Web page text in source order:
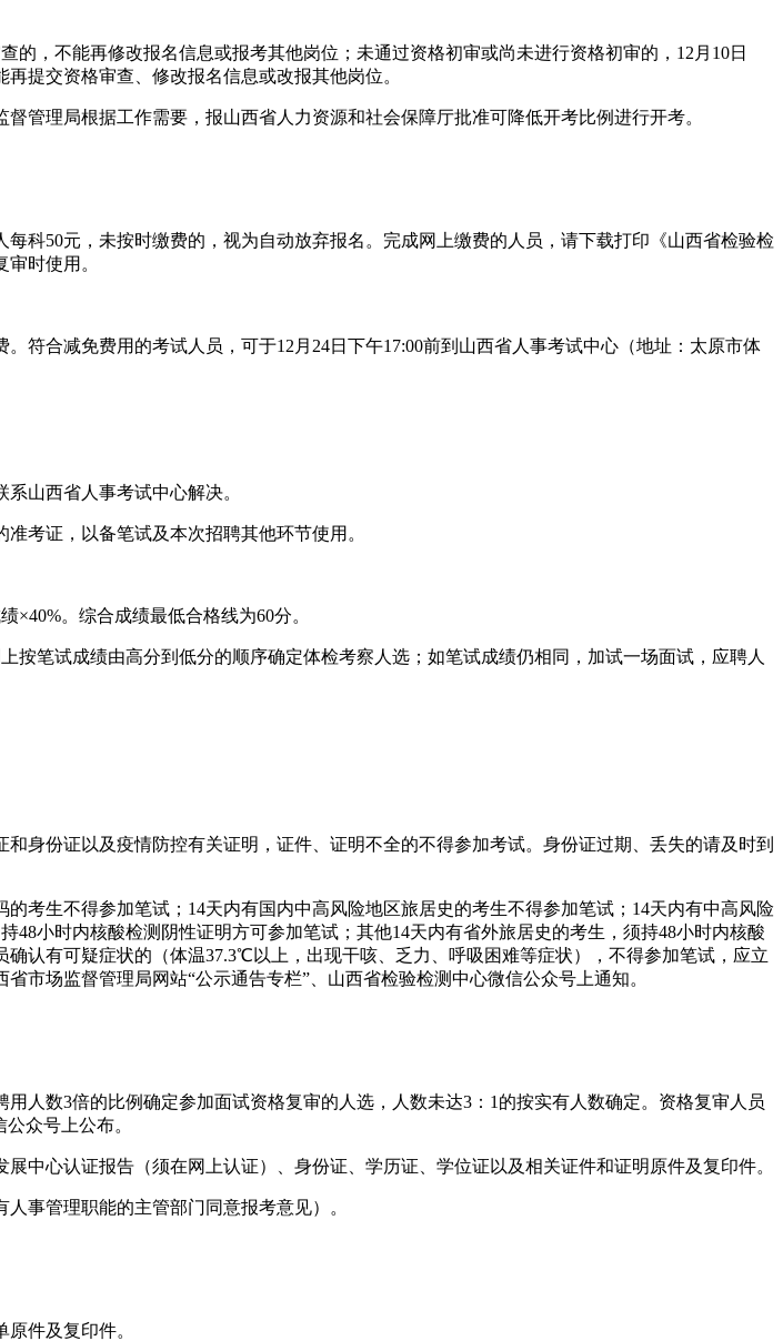
，不能再修改报名信息或报考其他岗位；未通过资格初审或尚未进行资格初审的，12月10日
提交资格审查、修改报名信息或改报其他岗位。
管理局根据工作需要，报山西省人力资源和社会保障厅批准可降低开考比例进行开考。
科50元，未按时缴费的，视为自动放弃报名。完成网上缴费的人员，请下载打印《山西省检验检
时使用。
符合减免费用的考试人员，可于12月24日下午17:00前到山西省人事考试中心（地址：太原市体
山西省人事考试中心解决。
考证，以备笔试及本次招聘其他环节使用。
。综合成绩最低合格线为60分。
笔试成绩由高分到低分的顺序确定体检考察人选；如笔试成绩仍相同，加试一场面试，应聘人
身份证以及疫情防控有关证明，证件、证明不全的不得参加考试。身份证过期、丢失的请及时到
考生不得参加笔试；14天内有国内中高风险地区旅居史的考生不得参加笔试；14天内有中高风险
小时内核酸检测阴性证明方可参加笔试；其他14天内有省外旅居史的考生，须持48小时内核酸
认有可疑症状的（体温37.3℃以上，出现干咳、乏力、呼吸困难等症状），不得参加笔试，应立
市场监督管理局网站“公示通告专栏”、山西省检验检测中心微信公众号上通知。
人数3倍的比例确定参加面试资格复审的人选，人数未达3：1的按实有人数确定。资格复审人员
众号上公布。
中心认证报告（须在网上认证）、身份证、学历证、学位证以及相关证件和证明原件及复印件。
事管理职能的主管部门同意报考意见）。
件及复印件。